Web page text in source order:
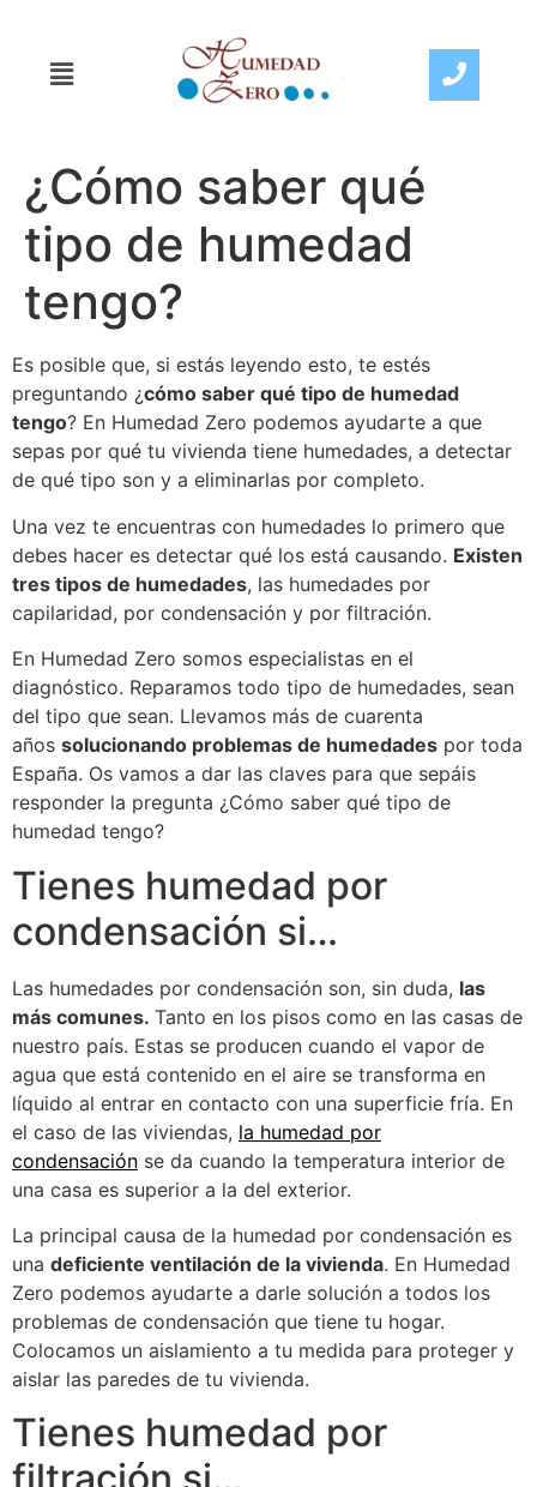
¿Cómo saber qué
tipo de humedad
tengo?
Es posible que, si estás leyendo esto, te estés
preguntando ¿cómo saber qué tipo de humedad
tengo? En Humedad Zero podemos ayudarte a que
sepas por qué tu vivienda tiene humedades, a detectar
de qué tipo son y a eliminarlas por completo.
Una vez te encuentras con humedades lo primero que
debes hacer es detectar qué los está causando. Existen
tres tipos de humedades, las humedades por
capilaridad, por condensación y por filtración.
En Humedad Zero somos especialistas en el
diagnóstico. Reparamos todo tipo de humedades, sean
del tipo que sean. Llevamos más de cuarenta
años solucionando problemas de humedades por toda
España. Os vamos a dar las claves para que sepáis
responder la pregunta ¿Cómo saber qué tipo de
humedad tengo?
Tienes humedad por
condensación si…
Las humedades por condensación son, sin duda, las
más comunes. Tanto en los pisos como en las casas de
nuestro país. Estas se producen cuando el vapor de
agua que está contenido en el aire se transforma en
líquido al entrar en contacto con una superficie fría. En
el caso de las viviendas, la humedad por
condensación se da cuando la temperatura interior de
una casa es superior a la del exterior.
La principal causa de la humedad por condensación es
una deficiente ventilación de la vivienda. En Humedad
Zero podemos ayudarte a darle solución a todos los
problemas de condensación que tiene tu hogar.
Colocamos un aislamiento a tu medida para proteger y
aislar las paredes de tu vivienda.
Tienes humedad por